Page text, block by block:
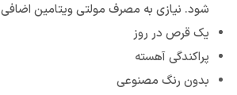
شود. نیازی به مصرف مولتی ویتامین
یک قرص در روز
پراکندگی آهسته
بدون رنگ مصنوعی